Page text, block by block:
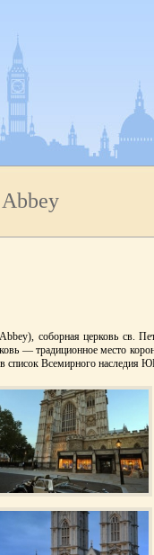
Abbey), соборная церковь
— традиционное место
список Всемирного